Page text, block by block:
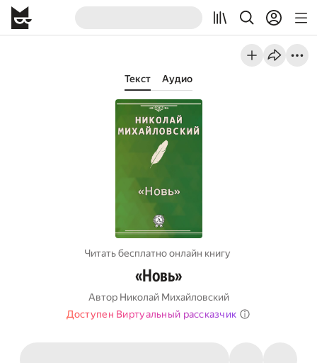
Текст Аудио
Читать бесплатно онлайн книгу
«Новь»
Автор Николай Михайловский
Доступен Виртуальный рассказчик